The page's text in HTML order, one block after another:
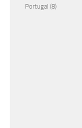
Portugal (8)